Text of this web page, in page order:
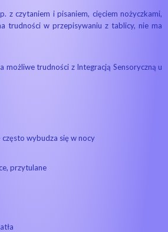
z czytaniem i pisaniem, cięciem nożyczkami,
trudności w przepisywaniu z tablicy, nie ma
możliwe trudności z Integracją Sensoryczną u
wybudza się w nocy
przytulane